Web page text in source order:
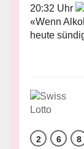
20:32 Uhr
«Wenn
heute
2 6 8